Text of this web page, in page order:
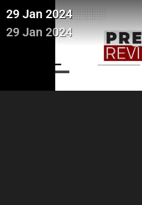
29 Jan 2024
29 Jan 2024